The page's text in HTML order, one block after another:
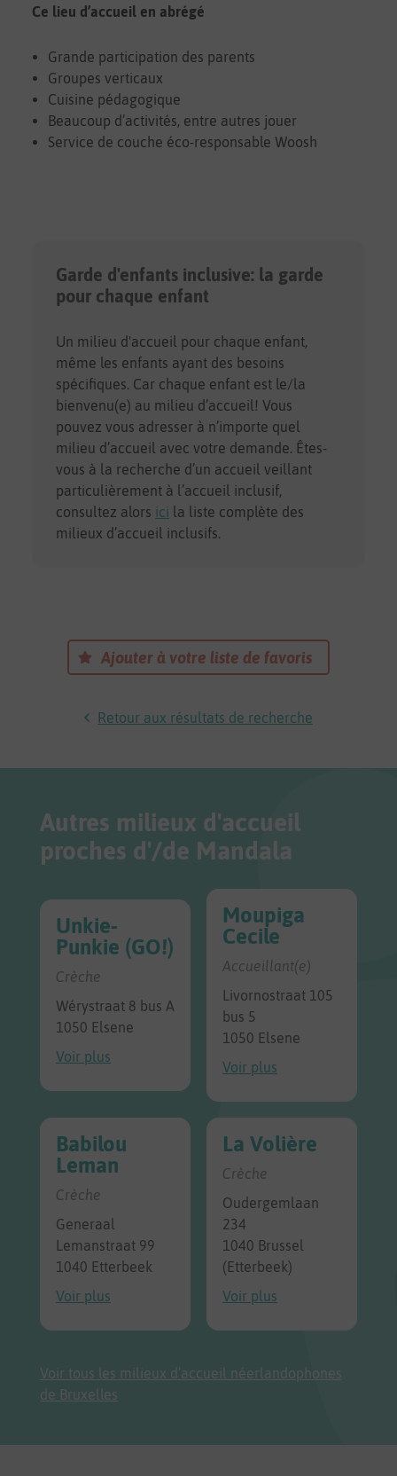
Ce lieu d’accueil en abrégé
Grande participation des parents
Groupes verticaux
Cuisine pédagogique
Beaucoup d’activités, entre autres jouer
Service de couche éco-responsable Woosh
Garde d'enfants inclusive: la garde
pour chaque enfant
Un milieu d'accueil pour chaque enfant,
même les enfants ayant des besoins
spécifiques. Car chaque enfant est le/la
bienvenu(e) au milieu d’accueil! Vous
pouvez vous adresser à n’importe quel
milieu d’accueil avec votre demande. Êtes-
vous à la recherche d’un accueil veillant
particulièrement à l’accueil inclusif,
consultez alors ici la liste complète des
milieux d’accueil inclusifs.
Ajouter à votre liste de favoris
Retour aux résultats de recherche
Autres milieux d'accueil
proches d'/de Mandala
Unkie-
Punkie (GO!)
Crèche
Wérystraat 8 bus A
1050 Elsene
Voir plus
Moupiga
Cecile
Accueillant(e)
Livornostraat 105
bus 5
1050 Elsene
Voir plus
Babilou
Leman
Crèche
Generaal
Lemanstraat 99
1040 Etterbeek
Voir plus
La Volière
Crèche
Oudergemlaan
234
1040 Brussel
(Etterbeek)
Voir plus
Voir tous les milieux d’accueil néerlandophones
de Bruxelles